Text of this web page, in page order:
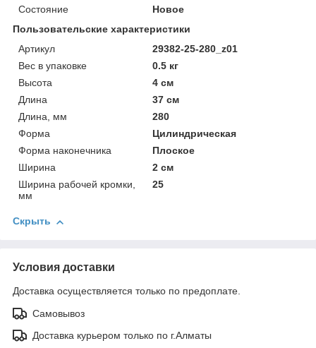
Состояние
Новое
Пользовательские характеристики
Артикул
29382-25-280_z01
Вес в упаковке
0.5 кг
Высота
4 см
Длина
37 см
Длина, мм
280
Форма
Цилиндрическая
Форма наконечника
Плоское
Ширина
2 см
Ширина рабочей кромки,
мм
25
Скрыть
Условия доставки
Доставка осуществляется только по предоплате.
Самовывоз
Доставка курьером только по г.Алматы